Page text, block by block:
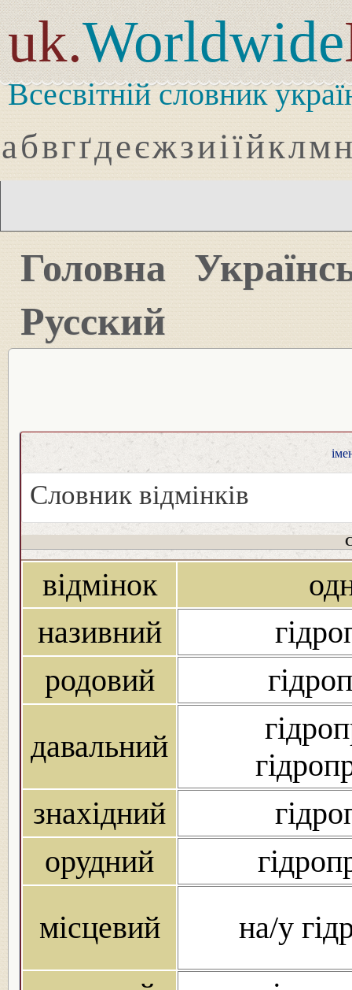
uk.Worldwide
Всесвітній словник
абвгґдеєжзиіїйклмн
Головна
Русский
Словник відмінків
відмінок
називний
родовий
давальний
знахідний
орудний
місцевий
на/у